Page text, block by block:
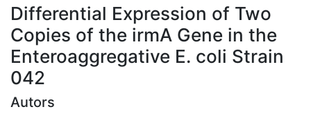
Differential Expression of Two
Copies of the irmA Gene in the
Enteroaggregative E. coli Strain
042
Autors